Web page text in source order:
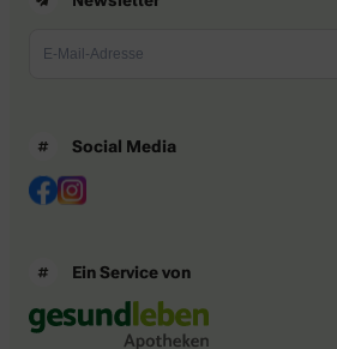
Social Media
Ein Service von